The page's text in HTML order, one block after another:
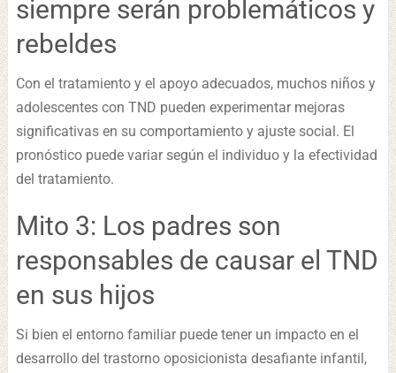
siempre serán problemáticos y
rebeldes
Con el tratamiento y el apoyo adecuados, muchos niños y
adolescentes con TND pueden experimentar mejoras
significativas en su comportamiento y ajuste social. El
pronóstico puede variar según el individuo y la efectividad
del tratamiento.
Mito 3: Los padres son
responsables de causar el TND
en sus hijos
Si bien el entorno familiar puede tener un impacto en el
desarrollo del trastorno oposicionista desafiante infantil,